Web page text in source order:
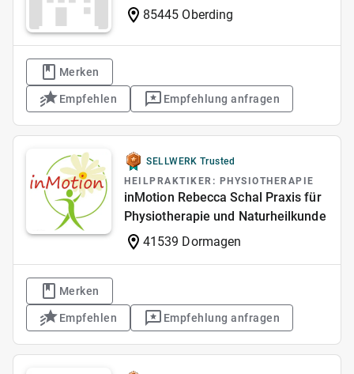
85445 Oberding
Merken
Empfehlen Empfehlung anfragen
SELLWERK Trusted
HEILPRAKTIKER: PHYSIOTHERAPIE
inMotion Rebecca Schal Praxis für
Physiotherapie und Naturheilkunde
41539 Dormagen
Merken
Empfehlen Empfehlung anfragen